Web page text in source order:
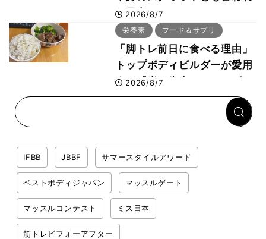
た最高マシン“ノーチラス・
プルオーバーマシン”とは？
2026/8/7
栄養素 フード＆サプリ
「脚トレ前日に食べる理由」
トップボディビルダーが愛用
する「米＋牛肉」のシンプル
回復メシとは？
2026/8/7
IFBB JBBF サマースタイルアワード
ベストボディジャパン マッスルゲート
マッスルコンテスト ミス日本
筋トレビフォーアフター